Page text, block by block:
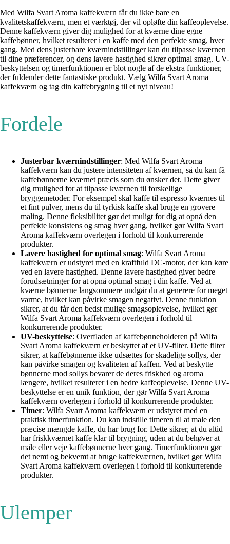
Med Wilfa Svart Aroma kaffekværn får du ikke bare en
kvalitetskaffekværn, men et værktøj, der vil opløfte din kaffeoplevelse.
Denne kaffekværn giver dig mulighed for at kværne dine egne
kaffebønner, hvilket resulterer i en kaffe med den perfekte smag, hver
gang. Med dens justerbare kværnindstillinger kan du tilpasse kværnen
til dine præferencer, og dens lavere hastighed sikrer optimal smag. UV-
beskyttelsen og timerfunktionen er blot nogle af de ekstra funktioner,
der fuldender dette fantastiske produkt. Vælg Wilfa Svart Aroma
kaffekværn og tag din kaffebrygning til et nyt niveau!
Fordele
Justerbar kværnindstillinger: Med Wilfa Svart Aroma
kaffekværn kan du justere intensiteten af kværnen, så du kan få
kaffebønnerne kværnet præcis som du ønsker det. Dette giver
dig mulighed for at tilpasse kværnen til forskellige
bryggemetoder. For eksempel skal kaffe til espresso kværnes til
et fint pulver, mens du til tyrkisk kaffe skal bruge en grovere
maling. Denne fleksibilitet gør det muligt for dig at opnå den
perfekte konsistens og smag hver gang, hvilket gør Wilfa Svart
Aroma kaffekværn overlegen i forhold til konkurrerende
produkter.
Lavere hastighed for optimal smag: Wilfa Svart Aroma
kaffekværn er udstyret med en kraftfuld DC-motor, der kan køre
ved en lavere hastighed. Denne lavere hastighed giver bedre
forudsætninger for at opnå optimal smag i din kaffe. Ved at
kværne bønnerne langsommere undgår du at generere for meget
varme, hvilket kan påvirke smagen negativt. Denne funktion
sikrer, at du får den bedst mulige smagsoplevelse, hvilket gør
Wilfa Svart Aroma kaffekværn overlegen i forhold til
konkurrerende produkter.
UV-beskyttelse: Overfladen af kaffebønneholderen på Wilfa
Svart Aroma kaffekværn er beskyttet af et UV-filter. Dette filter
sikrer, at kaffebønnerne ikke udsættes for skadelige sollys, der
kan påvirke smagen og kvaliteten af kaffen. Ved at beskytte
bønnerne mod sollys bevarer de deres friskhed og aroma
længere, hvilket resulterer i en bedre kaffeoplevelse. Denne UV-
beskyttelse er en unik funktion, der gør Wilfa Svart Aroma
kaffekværn overlegen i forhold til konkurrerende produkter.
Timer: Wilfa Svart Aroma kaffekværn er udstyret med en
praktisk timerfunktion. Du kan indstille timeren til at male den
præcise mængde kaffe, du har brug for. Dette sikrer, at du altid
har friskkværnet kaffe klar til brygning, uden at du behøver at
måle eller veje kaffebønnerne hver gang. Timerfunktionen gør
det nemt og bekvemt at bruge kaffekværnen, hvilket gør Wilfa
Svart Aroma kaffekværn overlegen i forhold til konkurrerende
produkter.
Ulemper